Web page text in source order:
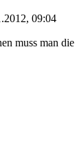
09:04
muss man